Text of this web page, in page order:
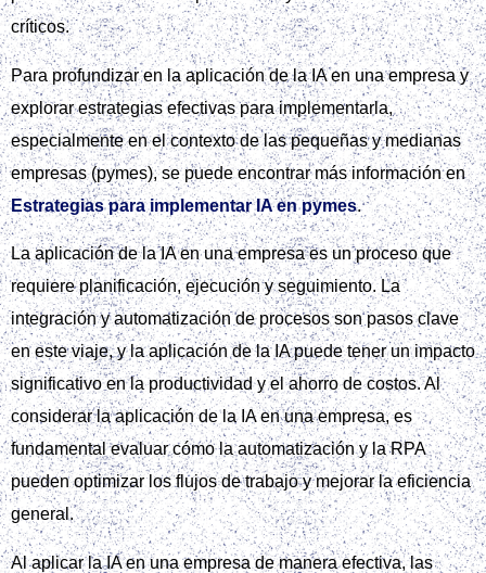
críticos.
Para profundizar en la aplicación de la IA en una empresa y
explorar estrategias efectivas para implementarla,
especialmente en el contexto de las pequeñas y medianas
empresas (pymes), se puede encontrar más información en
Estrategias para implementar IA en pymes.
La aplicación de la IA en una empresa es un proceso que
requiere planificación, ejecución y seguimiento. La
integración y automatización de procesos son pasos clave
en este viaje, y la aplicación de la IA puede tener un impacto
significativo en la productividad y el ahorro de costos. Al
considerar la aplicación de la IA en una empresa, es
fundamental evaluar cómo la automatización y la RPA
pueden optimizar los flujos de trabajo y mejorar la eficiencia
general.
Al aplicar la IA en una empresa de manera efectiva, las